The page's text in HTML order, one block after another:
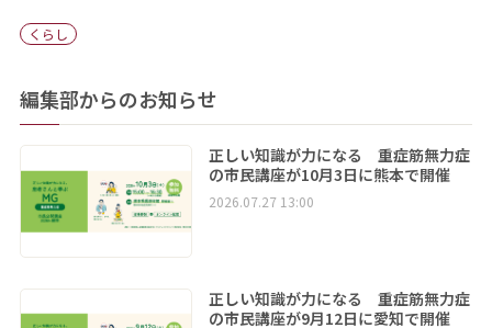
くらし
編集部からのお知らせ
正しい知識が力になる 重症筋無力症
の市民講座が10月3日に熊本で開催
2026.07.27 13:00
正しい知識が力になる 重症筋無力症
の市民講座が9月12日に愛知で開催